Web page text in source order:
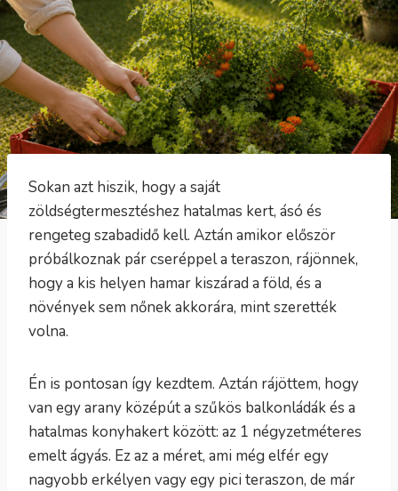
Sokan azt hiszik, hogy a saját
zöldségtermesztéshez hatalmas kert, ásó és
rengeteg szabadidő kell. Aztán amikor először
próbálkoznak pár cseréppel a teraszon, rájönnek,
hogy a kis helyen hamar kiszárad a föld, és a
növények sem nőnek akkorára, mint szerették
volna.
Én is pontosan így kezdtem. Aztán rájöttem, hogy
van egy arany középút a szűkös balkonládák és a
hatalmas konyhakert között: az 1 négyzetméteres
emelt ágyás. Ez az a méret, ami még elfér egy
nagyobb erkélyen vagy egy pici teraszon, de már